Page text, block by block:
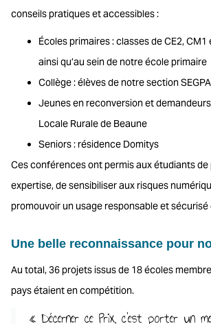
conseils pratiques et accessibles :
Écoles primaires : classes de CE2, CM1
ainsi qu’au sein de notre école primaire
Collège : élèves de notre section SEGPA
Jeunes en reconversion et demandeurs
Locale Rurale de Beaune
Seniors : résidence Domitys
Ces conférences ont permis aux étudiants
expertise, de sensibiliser aux risques
promouvoir un usage responsable et
Une belle reconnaissance pour
Au total, 36 projets issus de 18 écoles
pays étaient en compétition.
« Décerner ce Prix, c’est porter un